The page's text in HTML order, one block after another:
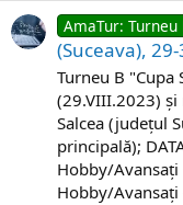
AmaTur: Turneu
(Suceava),
Turneu B "Cupa
(29.VIII.2023) și
Salcea (județul
principală);
Hobby/Avansați
Hobby/